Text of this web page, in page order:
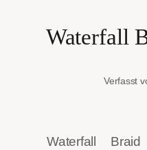
Waterfall
Verfasst
Waterfall